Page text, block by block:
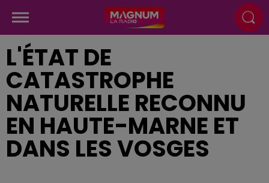
L'ÉTAT DE
CATASTROPHE
NATURELLE RECONNU
EN HAUTE-MARNE ET
DANS LES VOSGES